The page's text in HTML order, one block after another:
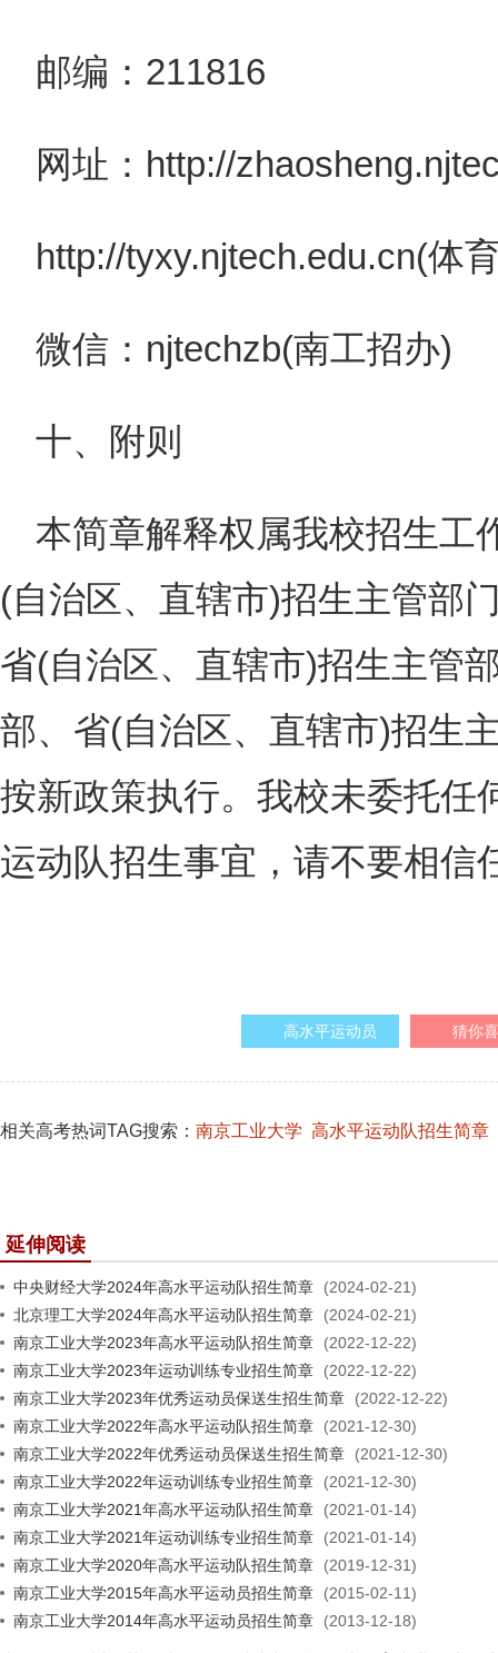
邮编：211816
网址：http://
http://tyxy.njtech.edu.cn(体
微信：njtechzb(南工招办)
十、附则
本简章解释权属我校招生工
(自治区、直辖市)招生主管部
省(自治区、直辖市)招生主管
部、省(自治区、直辖市)招生
按新政策执行。我校未委托任
运动队招生事宜，请不要相信
高水平运动员 猜你
相关高考热词TAG搜索： 南京工业大学 高水平运动队招生简章
延伸阅读
中央财经大学2024年高水平运动队招生简章
(2024-02-21)
北京理工大学2024年高水平运动队招生简章
(2024-02-21)
南京工业大学2023年高水平运动队招生简章
(2022-12-22)
南京工业大学2023年运动训练专业招生简章
(2022-12-22)
南京工业大学2023年优秀运动员保送生招生简章
(2022-12-22)
南京工业大学2022年高水平运动队招生简章
(2021-12-30)
南京工业大学2022年优秀运动员保送生招生简章
(2021-12-30)
南京工业大学2022年运动训练专业招生简章
(2021-12-30)
南京工业大学2021年高水平运动队招生简章
(2021-01-14)
南京工业大学2021年运动训练专业招生简章
(2021-01-14)
南京工业大学2020年高水平运动队招生简章
(2019-12-31)
南京工业大学2015年高水平运动员招生简章
(2015-02-11)
南京工业大学2014年高水平运动员招生简章
(2013-12-18)